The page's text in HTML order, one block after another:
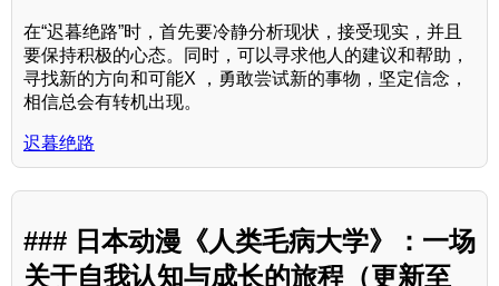
在“迟暮绝路”时，首先要冷静分析现状，接受现实，并且
要保持积极的心态。同时，可以寻求他人的建议和帮助，
寻找新的方向和可能X ，勇敢尝试新的事物，坚定信念，
相信总会有转机出现。
迟暮绝路
### 日本动漫《人类毛病大学》：一场
关于自我认知与成长的旅程（更新至